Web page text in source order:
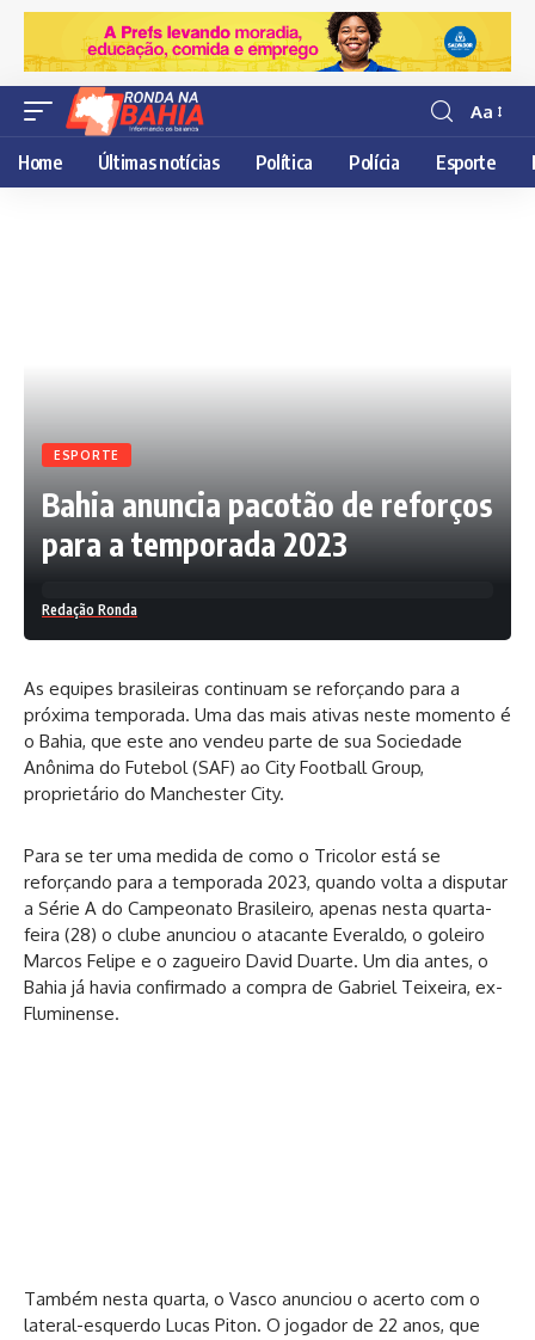
Resisor
de
fonte
Aa
Home Últimas notícias Política Polícia Esporte
ESPORTE
Bahia anuncia pacotão de reforços
para a temporada 2023
Redação Ronda
As equipes brasileiras continuam se reforçando para a
próxima temporada. Uma das mais ativas neste momento é
o Bahia, que este ano vendeu parte de sua Sociedade
Anônima do Futebol (SAF) ao City Football Group,
proprietário do Manchester City.
Para se ter uma medida de como o Tricolor está se
reforçando para a temporada 2023, quando volta a disputar
a Série A do Campeonato Brasileiro, apenas nesta quarta-
feira (28) o clube anunciou o atacante Everaldo, o goleiro
Marcos Felipe e o zagueiro David Duarte. Um dia antes, o
Bahia já havia confirmado a compra de Gabriel Teixeira, ex-
Fluminense.
Também nesta quarta, o Vasco anunciou o acerto com o
lateral-esquerdo Lucas Piton. O jogador de 22 anos, que